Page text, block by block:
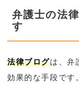
弁護士の法
す
法律ブログは、弁
効果的な手段です